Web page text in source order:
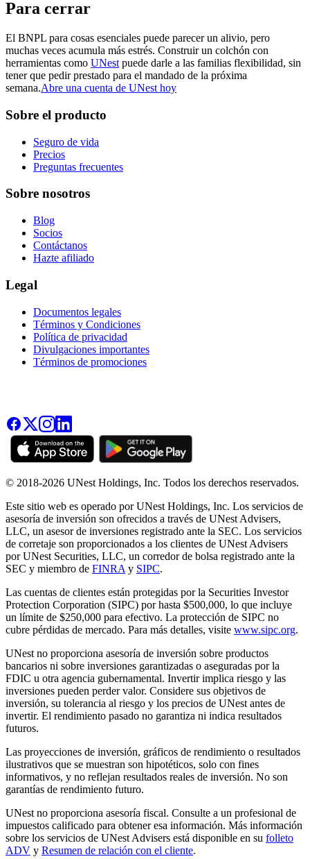
Para cerrar
El BNPL para cosas esenciales puede parecer un alivio, pero
muchas veces acumula más estrés. Construir un colchón con
herramientas como UNest puede darle a las familias flexibilidad, sin
tener que pedir prestado para el mandado de la próxima
semana.Abre una cuenta de UNest hoy
Sobre el producto
Seguro de vida
Precios
Preguntas frecuentes
Sobre nosotros
Blog
Socios
Contáctanos
Hazte afiliado
Legal
Documentos legales
Términos y Condiciones
Política de privacidad
Divulgaciones importantes
Términos de promociones
© 2018-2026 UNest Holdings, Inc. Todos los derechos reservados.
Este sitio web es operado por UNest Holdings, Inc. Los servicios de
asesoría de inversión son ofrecidos a través de UNest Advisers,
LLC, un asesor de inversiones registrado ante la SEC. Los servicios
de corretaje son proporcionados a los clientes de UNest Advisers
por UNest Securities, LLC, un corredor de bolsa registrado ante la
SEC y miembro de FINRA y SIPC.
Las cuentas de clientes están protegidas por la Securities Investor
Protection Corporation (SIPC) por hasta $500,000, lo que incluye
un límite de $250,000 para efectivo. La protección de SIPC no
cubre pérdidas de mercado. Para más detalles, visite www.sipc.org.
UNest no proporciona asesoría de inversión sobre productos
bancarios ni sobre inversiones garantizadas o aseguradas por la
FDIC u otra agencia gubernamental. Invertir implica riesgo y las
inversiones pueden perder valor. Considere sus objetivos de
inversión, su tolerancia al riesgo y los precios de UNest antes de
invertir. El rendimiento pasado no garantiza ni indica resultados
futuros.
Las proyecciones de inversión, gráficos de rendimiento o resultados
ilustrativos que se muestran son hipotéticos, solo con fines
informativos, y no reflejan resultados reales de inversión. No son
garantías de rendimiento futuro.
UNest no proporciona asesoría fiscal. Consulte a un profesional de
impuestos calificado para obtener esa información. Más información
sobre los servicios de UNest Advisers está disponible en su folleto
ADV y Resumen de relación con el cliente.